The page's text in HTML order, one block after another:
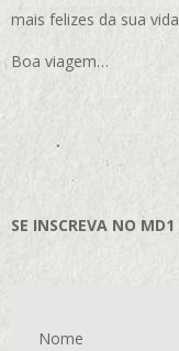
mais felizes da sua
Boa viagem…
SE INSCREVA NO MD1
Nome